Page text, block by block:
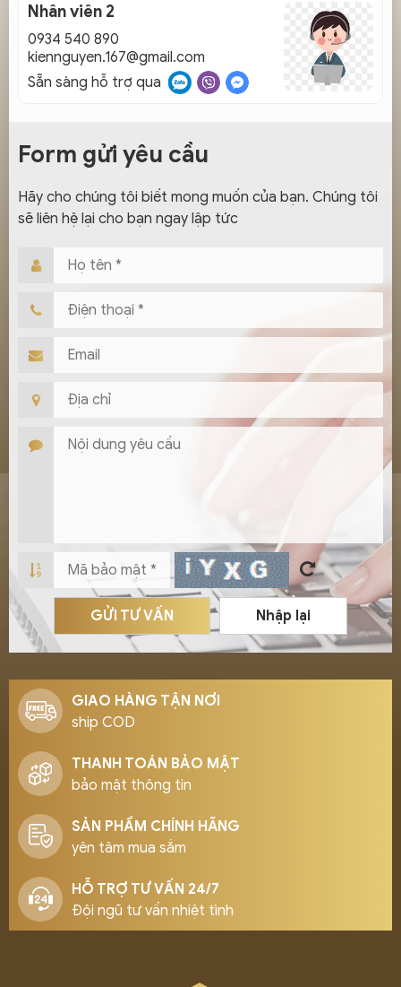
Nhân viên 2
0934 540 890
kiennguyen.167@gmail.com
Sẵn sàng hỗ trợ qua
Form gửi yêu cầu
Hãy cho chúng tôi biết mong muốn của bạn. Chúng tôi
sẽ liên hệ lại cho bạn ngay lập tức
GỬI TƯ VẤN Nhập lại
GIAO HÀNG TẬN NƠI
ship COD
THANH TOÁN BẢO MẬT
bảo mật thông tin
SẢN PHẨM CHÍNH HÃNG
yên tâm mua sắm
HỖ TRỢ TƯ VẤN 24/7
Đội ngũ tư vấn nhiệt tình